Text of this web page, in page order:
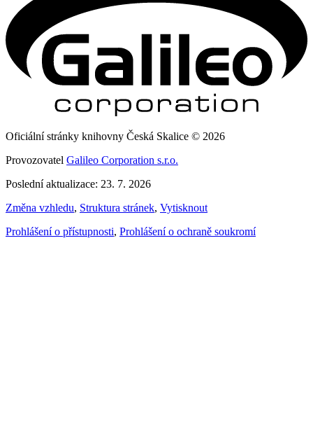
Oficiální stránky knihovny Česká Skalice © 2026
Provozovatel Galileo Corporation s.r.o.
Poslední aktualizace: 23. 7. 2026
Změna vzhledu, Struktura stránek, Vytisknout
Prohlášení o přístupnosti, Prohlášení o ochraně soukromí